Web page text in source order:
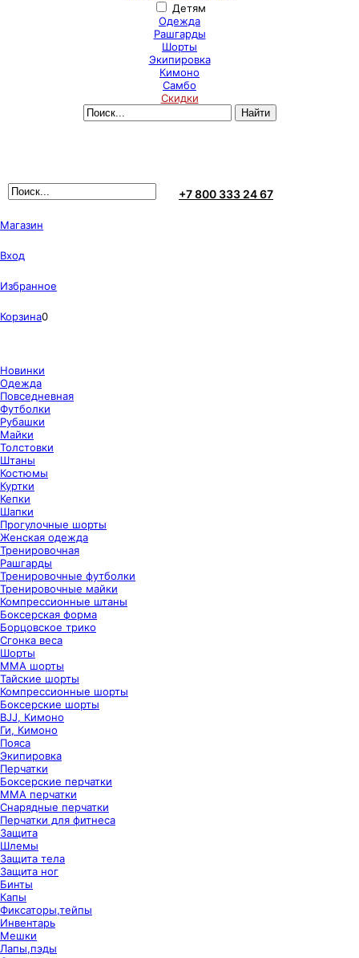
Детям
Одежда
Рашгарды
Шорты
Экипировка
Кимоно
Самбо
Скидки
+7 800 333 24 67
Магазин
Вход
Избранное
Корзина0
Новинки
Одежда
Повседневная
Футболки
Рубашки
Майки
Толстовки
Штаны
Костюмы
Куртки
Кепки
Шапки
Прогулочные шорты
Женская одежда
Тренировочная
Рашгарды
Тренировочные футболки
Тренировочные майки
Компрессионные штаны
Боксерская форма
Борцовское трико
Сгонка веса
Шорты
ММА шорты
Тайские шорты
Компрессионные шорты
Боксерские шорты
BJJ, Кимоно
Ги, Кимоно
Пояса
Экипировка
Перчатки
Боксерские перчатки
ММА перчатки
Снарядные перчатки
Перчатки для фитнеса
Защита
Шлемы
Защита тела
Защита ног
Бинты
Капы
Фиксаторы,тейпы
Инвентарь
Мешки
Лапы,пэды